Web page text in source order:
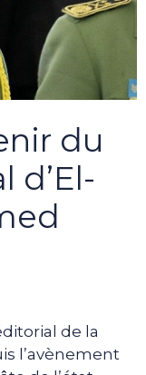
du
d’El-
de la
l’avènement